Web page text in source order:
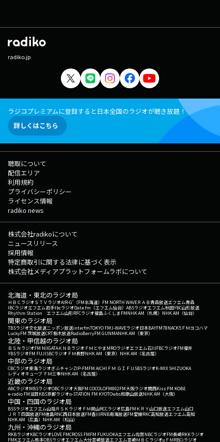
radiko.jp
ラジコプレミアムに登録すると日本全国のラジオが聴き放題！
詳しくはこちら
聴取について
配信エリア
利用規約
プライバシーポリシー
ライセンス情報
radiko news
株式会社radikoについて
ニュースリリース
採用情報
特定商取引に関する法律に基づく表示
株式会社メディアプラットフォームラボについて
北海道・東北のラジオ局
ＨＢＣラジオＳＴＶラジオAIR-G'（FM北海道） FM NORTH WAVEＲＡＢ青森放送エフエム青森
IBCラジオエフエム岩手tbcラジオDate fm（エフエム仙台） ABSラジオエフエム秋田YBC山形放送
Rhythm Station エフエム山形RFCラジオ福島ふくしまFMNHK AM（札幌） NHK AM（仙台）
関東のラジオ局
TBSラジオ文化放送ニッポン放送interfmTOKYO FMJ-WAVEラジオ日本BAYFM78NACK5 ＦＭヨコハマ
LuckyFM 茨城放送CRT栃木放送RadioBerryFM GUNMANHK AM（東京）
北陸・甲信越のラジオ局
ＢＳＮラジオFM NIIGATAＫＮＢラジオ ＦＭとやまMROラジオエフエム石川FBCラジオFM福井
YBSラジオFM FUJISBCラジオ ＦＭ長野NHK AM（東京） NHK AM（名古屋）
中部のラジオ局
CBCラジオ東海ラジオぎふチャンZIP-FMFM AICHI ＦＭ ＧＩＦＵ SBSラジオK-MIX SHIZUOKA
レディオキューブ ＦＭ三重NHK AM（名古屋）
近畿のラジオ局
ABCラジオMBSラジオOBCラジオ大阪FM COCOLOFM802FM大阪ラジオ関西Kiss FM KOBE
e-radio FM滋賀KBS京都ラジオα-STATION FM KYOTOwbs和歌山放送NHK AM（大阪）
中国・四国のラジオ局
BSSラジオエフエム山陰ＲＳＫラジオ ＦＭ岡山RCCラジオ広島FM ＫＲＹ山口放送エフエム山口
ＪＲＴ四国放送FM徳島RNC西日本放送FM香川RNB南海放送FM愛媛RKC高知放送エフエム高知
NHK AM（広島） NHK AM（松山）
九州・沖縄のラジオ局
RKBラジオKBCラジオLOVE FMCROSS FMFM FUKUOKAエフエム佐賀NBCラジオFM長崎RKKラジオ
FMKエフエム熊本OBSラジオエフエム大分宮崎放送エフエム宮崎ＭＢＣラジオμＦＭRBCiラジオ